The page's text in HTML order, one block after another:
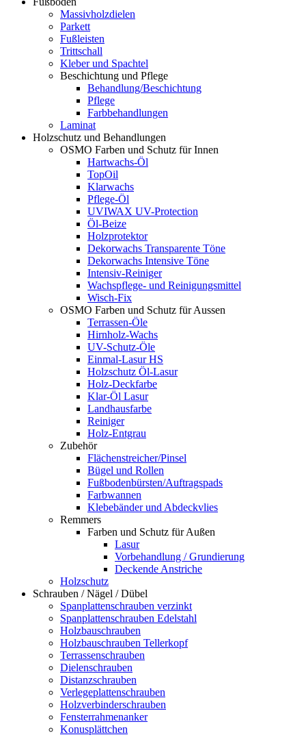
Massivholzdielen
Parkett
Fußleisten
Trittschall
Kleber und Spachtel
Beschichtung und Pflege
Behandlung/Beschichtung
Pflege
Farbbehandlungen
Laminat
Holzschutz und Behandlungen
OSMO Farben und Schutz für Innen
Hartwachs-Öl
TopOil
Klarwachs
Pflege-Öl
UVIWAX UV-Protection
Öl-Beize
Holzprotektor
Dekorwachs Transparente Töne
Dekorwachs Intensive Töne
Intensiv-Reiniger
Wachspflege- und Reinigungsmittel
Wisch-Fix
OSMO Farben und Schutz für Aussen
Terrassen-Öle
Hirnholz-Wachs
UV-Schutz-Öle
Einmal-Lasur HS
Holzschutz Öl-Lasur
Holz-Deckfarbe
Klar-Öl Lasur
Landhausfarbe
Reiniger
Holz-Entgrau
Zubehör
Flächenstreicher/Pinsel
Bügel und Rollen
Fußbodenbürsten/Auftragspads
Farbwannen
Klebebänder und Abdeckvlies
Remmers
Farben und Schutz für Außen
Lasur
Vorbehandlung / Grundierung
Deckende Anstriche
Holzschutz
Schrauben / Nägel / Dübel
Spanplattenschrauben verzinkt
Spanplattenschrauben Edelstahl
Holzbauschrauben
Holzbauschrauben Tellerkopf
Terrassenschrauben
Dielenschrauben
Distanzschrauben
Verlegeplattenschrauben
Holzverbinderschrauben
Fensterrahmenanker
Konusplättchen